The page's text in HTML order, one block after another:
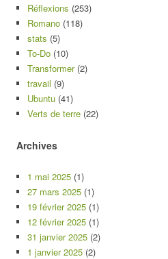
Réflexions (253)
Romano (118)
stats (5)
To-Do (10)
Transformer(2)
travail (9)
Ubuntu (41)
Verts de terre (22)
Archives
1 mai 2025 (1)
27 mars 2025 (1)
19 février 2025 (1)
12 février 2025 (1)
31 janvier 2025 (2)
1 janvier 2025 (2)